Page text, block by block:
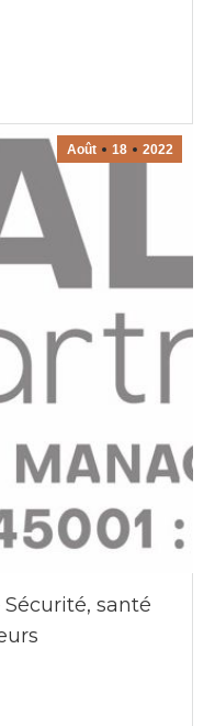
Août 18 2022
santé